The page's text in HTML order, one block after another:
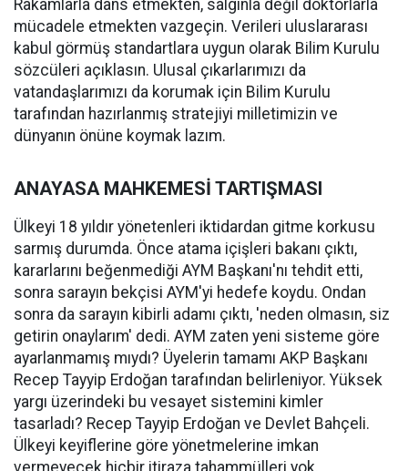
Rakamlarla dans etmekten, salgınla değil doktorlarla
mücadele etmekten vazgeçin. Verileri uluslararası
kabul görmüş standartlara uygun olarak Bilim Kurulu
sözcüleri açıklasın. Ulusal çıkarlarımızı da
vatandaşlarımızı da korumak için Bilim Kurulu
tarafından hazırlanmış stratejiyi milletimizin ve
dünyanın önüne koymak lazım.
ANAYASA MAHKEMESİ TARTIŞMASI
Ülkeyi 18 yıldır yönetenleri iktidardan gitme korkusu
sarmış durumda. Önce atama içişleri bakanı çıktı,
kararlarını beğenmediği AYM Başkanı'nı tehdit etti,
sonra sarayın bekçisi AYM'yi hedefe koydu. Ondan
sonra da sarayın kibirli adamı çıktı, 'neden olmasın, siz
getirin onaylarım' dedi. AYM zaten yeni sisteme göre
ayarlanmamış mıydı? Üyelerin tamamı AKP Başkanı
Recep Tayyip Erdoğan tarafından belirleniyor. Yüksek
yargı üzerindeki bu vesayet sistemini kimler
tasarladı? Recep Tayyip Erdoğan ve Devlet Bahçeli.
Ülkeyi keyiflerine göre yönetmelerine imkan
vermeyecek hiçbir itiraza tahammülleri yok.